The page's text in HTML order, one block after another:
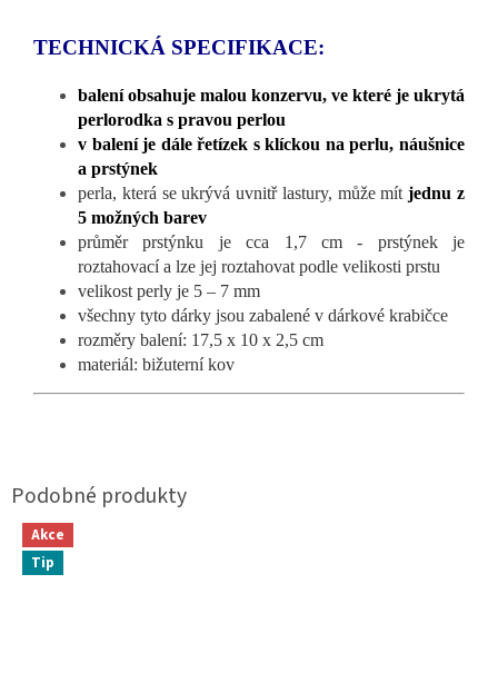
TECHNICKÁ SPECIFIKACE:
balení obsahuje malou konzervu, ve které je ukrytá
perlorodka s pravou perlou
v balení je dále řetízek s klíckou na perlu, náušnice
a prstýnek
perla, která se ukrývá uvnitř lastury, může mítjednu z
5 možných barev
průměr prstýnku je cca 1,7 cm - prstýnek je
roztahovací a lze jej roztahovat podle velikosti prstu
velikost perly je 5 – 7 mm
všechny tyto dárky jsou zabalené v dárkové krabičce
rozměry balení: 17,5 x 10 x 2,5 cm
materiál: bižuterní kov
Akce
Tip